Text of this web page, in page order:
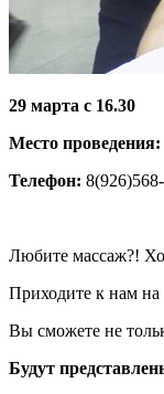
29 марта с 16.30
Место проведения:
Телефон:
Любите массаж?!
Приходите к нам на
Вы сможете не
Будут